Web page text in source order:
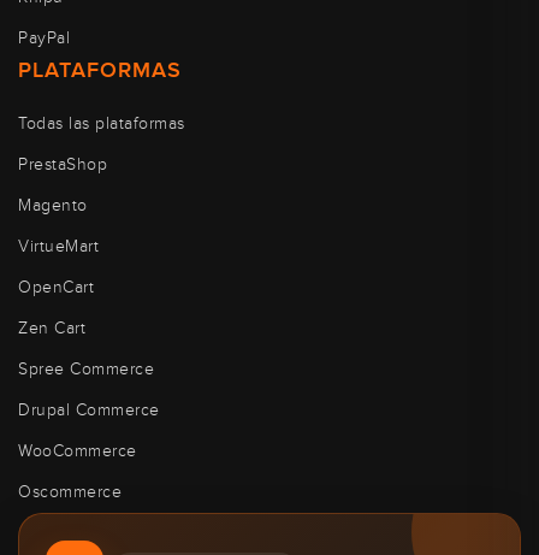
PayPal
PLATAFORMAS
Todas las plataformas
PrestaShop
Magento
VirtueMart
OpenCart
Zen Cart
Spree Commerce
Drupal Commerce
WooCommerce
Oscommerce